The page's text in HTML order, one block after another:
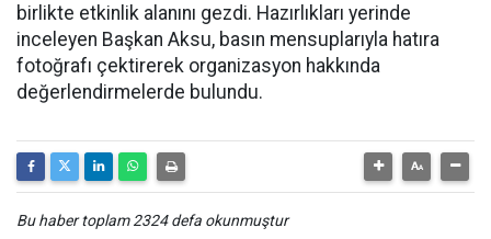
birlikte etkinlik alanını gezdi. Hazırlıkları yerinde
inceleyen Başkan Aksu, basın mensuplarıyla hatıra
fotoğrafı çektirerek organizasyon hakkında
değerlendirmelerde bulundu.
Bu haber toplam 2324 defa okunmuştur